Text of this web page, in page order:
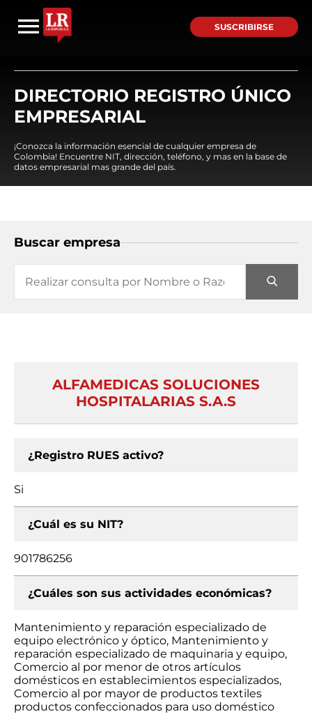
SUSCRIBIRSE
DIRECTORIO REGISTRO ÚNICO
EMPRESARIAL
¡Conozca la información esencial de cualquier empresa de
Colombia! Encuentre NIT, dirección, teléfono, y mas en la base de
datos empresarial mas grande del país.
Buscar empresa
ALFAMEDICAS SOLUCIONES
HOSPITALARIAS S.A.S
¿Registro RUES activo?
Si
¿Cuál es su NIT?
901786256
¿Cuáles son sus actividades económicas?
Mantenimiento y reparación especializado de
equipo electrónico y óptico, Mantenimiento y
reparación especializado de maquinaria y equipo,
Comercio al por menor de otros artículos
domésticos en establecimientos especializados,
Comercio al por mayor de productos textiles
productos confeccionados para uso doméstico